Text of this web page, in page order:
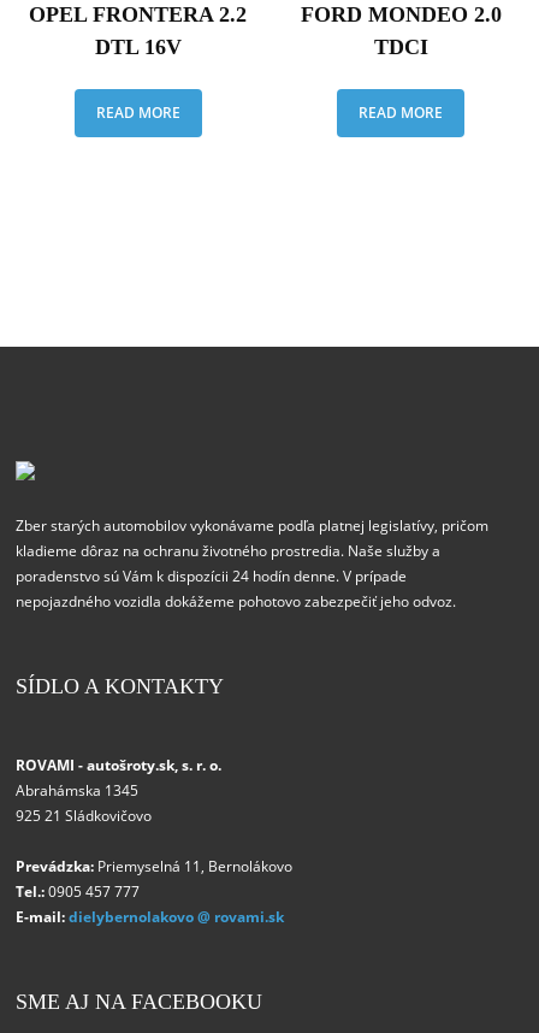
OPEL FRONTERA 2.2
DTL 16V
READ MORE
FORD MONDEO 2.0
TDCI
READ MORE
Zber starých automobilov vykonávame podľa platnej legislatívy, pričom
kladieme dôraz na ochranu životného prostredia. Naše služby a
poradenstvo sú Vám k dispozícii 24 hodín denne. V prípade
nepojazdného vozidla dokážeme pohotovo zabezpečiť jeho odvoz.
SÍDLO A KONTAKTY
ROVAMI - autošroty.sk, s. r. o.
Abrahámska 1345
925 21 Sládkovičovo
Prevádzka: Priemyselná 11, Bernolákovo
Tel.:0905 457 777
E-mail: dielybernolakovo @ rovami.sk
SME AJ NA FACEBOOKU